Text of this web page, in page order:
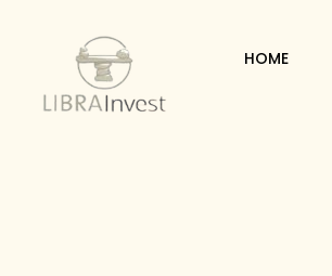
HOME